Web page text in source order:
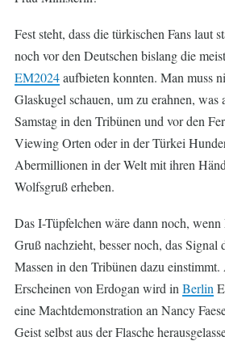
Fest steht, dass die türkischen Fans laut
noch vor den Deutschen bislang die
EM2024aufbieten konnten. Man muss
Glaskugel schauen, um zu erahnen, was
Samstag in den Tribünen und vor den
Viewing Orten oder in der Türkei
Abermillionen in der Welt mit ihren
Wolfsgruß erheben.
Das I-Tüpfelchen wäre dann noch,
Gruß nachzieht, besser noch, das Signal
Massen in den Tribünen dazu
Erscheinen von Erdogan wird in Berlin
eine Machtdemonstration an Nancy
Geist selbst aus der Flasche